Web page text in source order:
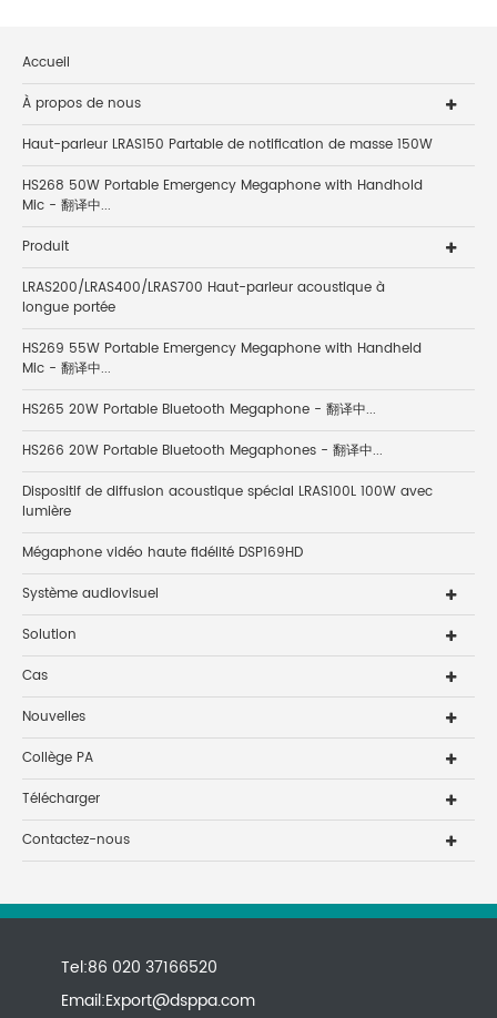
Accueil
À propos de nous
Haut-parleur LRAS150 Partable de notification de masse 150W
HS268 50W Portable Emergency Megaphone with Handhold
Mic - 翻译中...
Produit
LRAS200/LRAS400/LRAS700 Haut-parleur acoustique à
longue portée
HS269 55W Portable Emergency Megaphone with Handheld
Mic - 翻译中...
HS265 20W Portable Bluetooth Megaphone - 翻译中...
HS266 20W Portable Bluetooth Megaphones - 翻译中...
Dispositif de diffusion acoustique spécial LRAS100L 100W avec
lumière
Mégaphone vidéo haute fidélité DSP169HD
Système audiovisuel
Solution
Cas
Nouvelles
Collège PA
Télécharger
Contactez-nous
Tel:86 020 37166520
Email:Export@dsppa.com